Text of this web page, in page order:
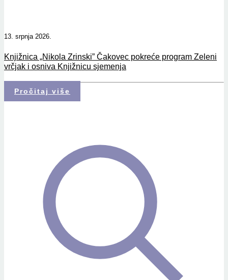
13. srpnja 2026.
Knjižnica „Nikola Zrinski” Čakovec pokreće program Zeleni
vrčjak i osniva Knjižnicu sjemenja
Pročitaj više